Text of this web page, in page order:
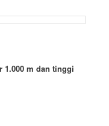
1.000 m dan tinggi